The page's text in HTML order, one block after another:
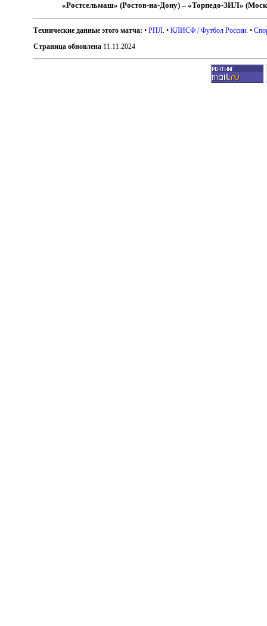
«Ростсельмаш» (Ростов-на-Дону) – «Торпедо-ЗИЛ»
Технические данные этого матча: •РПЛ . •КЛИСФ / Футбол России . •
Страница обновлена 11.11.2024